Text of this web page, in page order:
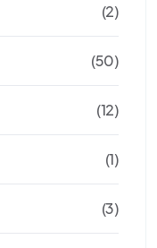
(2)
(50)
(12)
(1)
(3)